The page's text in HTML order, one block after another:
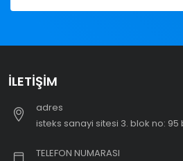
İLETIŞIM
adres
i̇steks sanayi sitesi 3. blok no:
TELEFON NUMARASI